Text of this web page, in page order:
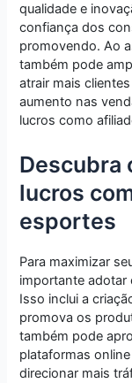
qualidade e
confiança dos
promovendo. Ao
também pode
atrair mais
aumento nas
lucros como
Descubra
lucros
esportes
Para maximizar
importante adotar
Isso inclui a
promova os
também pode
plataformas
direcionar mais